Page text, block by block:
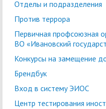
Отделы и подразделения
Против террора
Первичная профсоюзная
ВО «Ивановский
Конкурсы на замещение
Брендбук
Вход в систему ЭИОС
Центр тестирования